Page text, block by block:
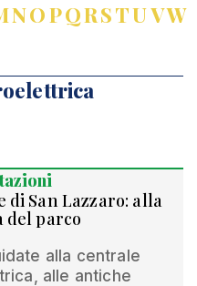
NOPQRSTUVW
di San Lazzaro: alla
del parco
alla centrale
alle antiche